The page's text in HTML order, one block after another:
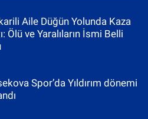
Aile Düğün Yolunda Kaza
Ölü ve Yaralıların İsmi Belli
Spor’da Yıldırım dönemi